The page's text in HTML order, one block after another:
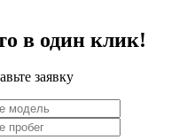
в один клик!
заявку